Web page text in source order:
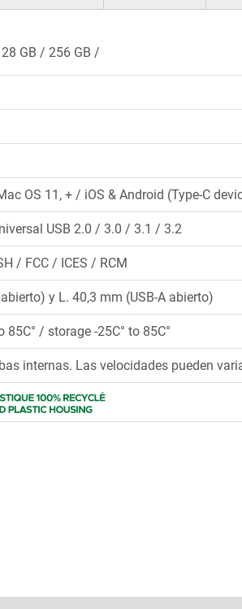
GB 256 GB
OS 11, + / iOS & Android (Type-C
USB 2.0 / 3.0 / 3.1 / 3.2
/ FCC / ICES / RCM
y L. 40,3 mm (USB-A abierto)
85C° / storage -25C° to 85C°
internas. Las velocidades pueden